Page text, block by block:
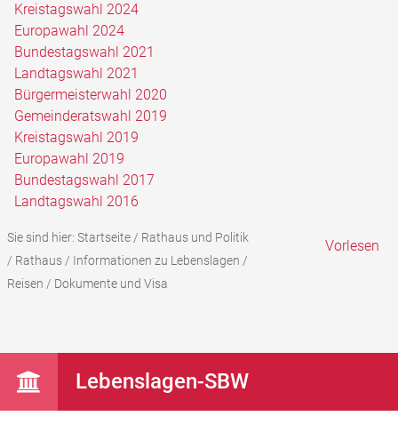
Kreistagswahl 2024
Europawahl 2024
Bundestagswahl 2021
Landtagswahl 2021
Bürgermeisterwahl 2020
Gemeinderatswahl 2019
Kreistagswahl 2019
Europawahl 2019
Bundestagswahl 2017
Landtagswahl 2016
Sie sind hier: Startseite/ Rathaus und Politik
/ Rathaus/ Informationen zu Lebenslagen /
Reisen / Dokumente und Visa
Vorlesen
Lebenslagen-SBW